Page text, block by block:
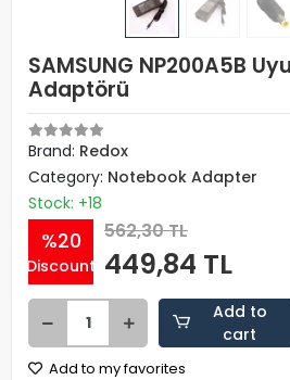
SAMSUNG NP200A5B
Adaptörü
Brand: Redox
Category: Notebook Adapter
Stock: +18
%20
Discount
562,30 TL
449,84 TL
Add to
cart
Add to my favorites